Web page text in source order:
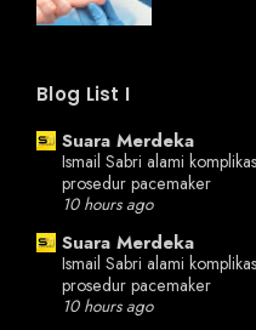
Blog List I
Suara Merdeka
Ismail Sabri alami
prosedur pacemaker
10 hours ago
Suara Merdeka
Ismail Sabri alami
prosedur pacemaker
10 hours ago